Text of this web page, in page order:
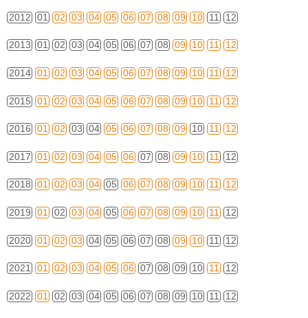
2012 01 02 03 04 05 06 07 08 09 10 11 12
2013 01 02 03 04 05 06 07 08 09 10 11 12
2014 01 02 03 04 05 06 07 08 09 10 11 12
2015 01 02 03 04 05 06 07 08 09 10 11 12
2016 01 02 03 04 05 06 07 08 09 10 11 12
2017 01 02 03 04 05 06 07 08 09 10 11 12
2018 01 02 03 04 05 06 07 08 09 10 11 12
2019 01 02 03 04 05 06 07 08 09 10 11 12
2020 01 02 03 04 05 06 07 08 09 10 11 12
2021 01 02 03 04 05 06 07 08 09 10 11 12
2022 01 02 03 04 05 06 07 08 09 10 11 12